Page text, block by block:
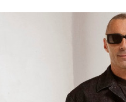
MANOVRA 2027, AL VIA I LAVORI SULLA LEGGE DI